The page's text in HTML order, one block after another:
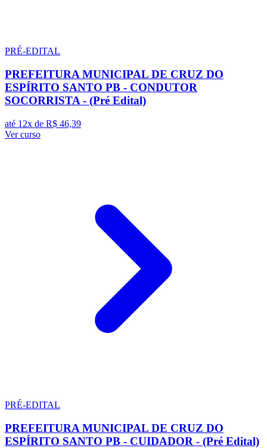
PRÉ-EDITAL
PREFEITURA MUNICIPAL DE CRUZ DO
ESPÍRITO SANTO PB - CONDUTOR
SOCORRISTA - (Pré Edital)
até 12x de R$ 46,39
Ver curso
PRÉ-EDITAL
PREFEITURA MUNICIPAL DE CRUZ DO
ESPÍRITO SANTO PB - CUIDADOR - (Pré Edital)